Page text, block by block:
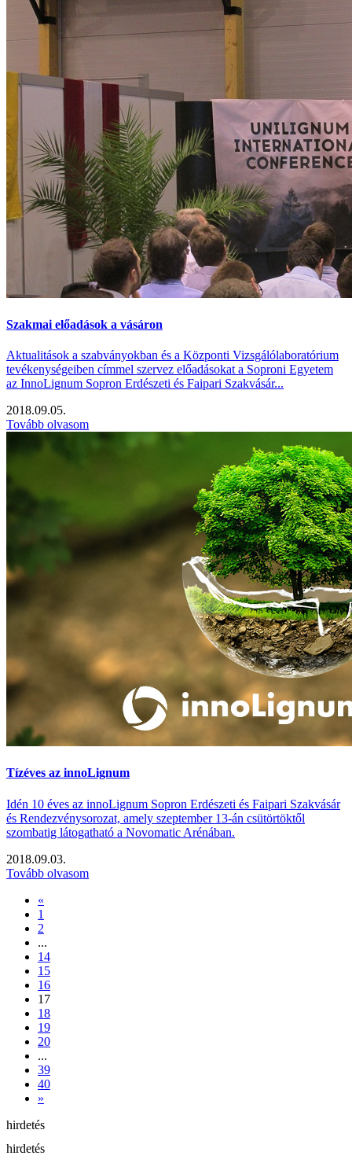
Szakmai előadások a vásáron
Aktualitások a szabványokban és a Központi Vizsgálólaboratórium
tevékenységeiben címmel szervez előadásokat a Soproni Egyetem
az InnoLignum Sopron Erdészeti és Faipari Szakvásár...
2018.09.05.
Tovább olvasom
Tízéves az innoLignum
Idén 10 éves az innoLignum Sopron Erdészeti és Faipari Szakvásár
és Rendezvénysorozat, amely szeptember 13-án csütörtöktől
szombatig látogatható a Novomatic Arénában.
2018.09.03.
Tovább olvasom
«
1
2
...
14
15
16
17
18
19
20
...
39
40
»
hirdetés
hirdetés